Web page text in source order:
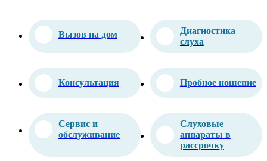
Вызов на дом
Диагностика
слуха
Консультация Пробное ношение
Сервис и
обслуживание
Слуховые
аппараты в
рассрочку